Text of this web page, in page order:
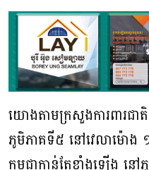
យោងតាមក្រសួងការពារជ
ភូមិភាគទី៥ នៅវេលាម៉ោង
កម្ពុជាកាន់តែខ្លាំងឡើង